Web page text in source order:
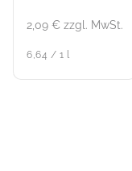
2,09 € zzgl. MwSt.
6,64 / 1 l